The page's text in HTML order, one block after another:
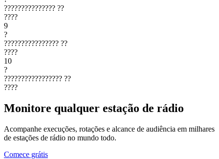
??????????????? ??
????
9
?
???????????????? ??
????
10
?
????????????????? ??
????
Monitore qualquer estação de rádio
Acompanhe execuções, rotações e alcance de audiência em milhares
de estações de rádio no mundo todo.
Comece grátis